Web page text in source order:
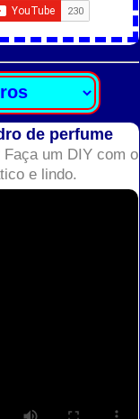
de perfume
um DIY com o
e lindo.